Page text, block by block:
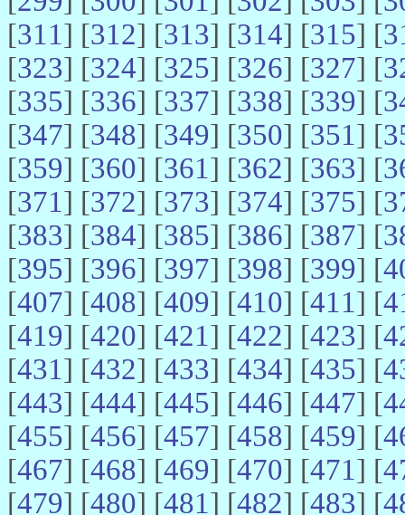
[311] [312] [313] [314] [315] [
[323] [324] [325] [326] [327] [
[335] [336] [337] [338] [339] [
[347] [348] [349] [350] [351] [
[359] [360] [361] [362] [363] [
[371] [372] [373] [374] [375] [
[383] [384] [385] [386] [387] [
[395] [396] [397] [398] [399] [
[407] [408] [409] [410] [411] [
[419] [420] [421] [422] [423] [
[431] [432] [433] [434] [435] [
[443] [444] [445] [446] [447] [
[455] [456] [457] [458] [459] [
[467] [468] [469] [470] [471] [
[479] [480] [481] [482] [483] [